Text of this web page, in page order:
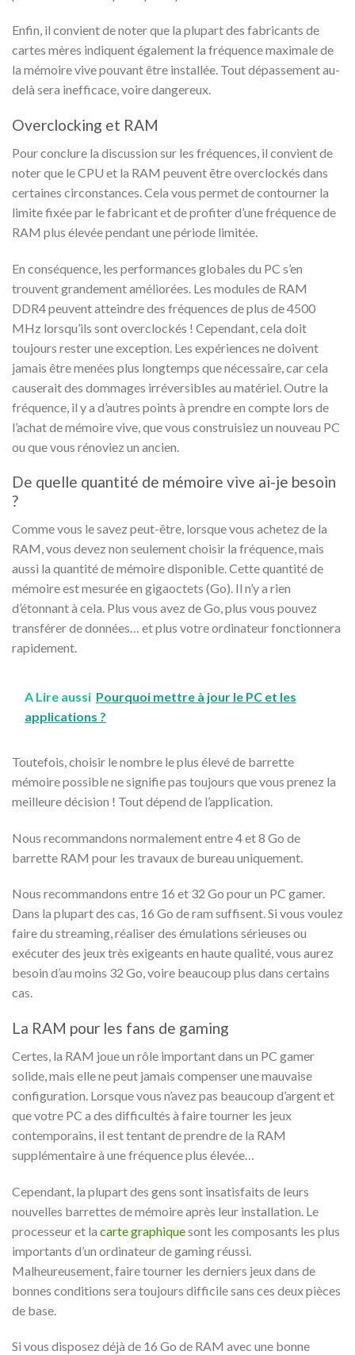
Enfin, il convient de noter que la plupart des fabricants de
cartes mères indiquent également la fréquence maximale de
la mémoire vive pouvant être installée. Tout dépassement au-
delà sera inefficace, voire dangereux.
Overclocking et RAM
Pour conclure la discussion sur les fréquences, il convient de
noter que le CPU et la RAM peuvent être overclockés dans
certaines circonstances. Cela vous permet de contourner la
limite fixée par le fabricant et de profiter d’une fréquence de
RAM plus élevée pendant une période limitée.
En conséquence, les performances globales du PC s’en
trouvent grandement améliorées. Les modules de RAM
DDR4 peuvent atteindre des fréquences de plus de 4500
MHz lorsqu’ils sont overclockés ! Cependant, cela doit
toujours rester une exception. Les expériences ne doivent
jamais être menées plus longtemps que nécessaire, car cela
causerait des dommages irréversibles au matériel. Outre la
fréquence, il y a d’autres points à prendre en compte lors de
l’achat de mémoire vive, que vous construisiez un nouveau PC
ou que vous rénoviez un ancien.
De quelle quantité de mémoire vive ai-je besoin
?
Comme vous le savez peut-être, lorsque vous achetez de la
RAM, vous devez non seulement choisir la fréquence, mais
aussi la quantité de mémoire disponible. Cette quantité de
mémoire est mesurée en gigaoctets (Go). Il n’y a rien
d’étonnant à cela. Plus vous avez de Go, plus vous pouvez
transférer de données… et plus votre ordinateur fonctionnera
rapidement.
A Lire aussi Pourquoi mettre à jour le PC et les
applications ?
Toutefois, choisir le nombre le plus élevé de barrette
mémoire possible ne signifie pas toujours que vous prenez la
meilleure décision ! Tout dépend de l’application.
Nous recommandons normalement entre 4 et 8 Go de
barrette RAM pour les travaux de bureau uniquement.
Nous recommandons entre 16 et 32 Go pour un PC gamer.
Dans la plupart des cas, 16 Go de ram suffisent. Si vous voulez
faire du streaming, réaliser des émulations sérieuses ou
exécuter des jeux très exigeants en haute qualité, vous aurez
besoin d’au moins 32 Go, voire beaucoup plus dans certains
cas.
La RAM pour les fans de gaming
Certes, la RAM joue un rôle important dans un PC gamer
solide, mais elle ne peut jamais compenser une mauvaise
configuration. Lorsque vous n’avez pas beaucoup d’argent et
que votre PC a des difficultés à faire tourner les jeux
contemporains, il est tentant de prendre de la RAM
supplémentaire à une fréquence plus élevée…
Cependant, la plupart des gens sont insatisfaits de leurs
nouvelles barrettes de mémoire après leur installation. Le
processeur et la carte graphiquesont les composants les plus
importants d’un ordinateur de gaming réussi.
Malheureusement, faire tourner les derniers jeux dans de
bonnes conditions sera toujours difficile sans ces deux pièces
de base.
Si vous disposez déjà de 16 Go de RAM avec une bonne